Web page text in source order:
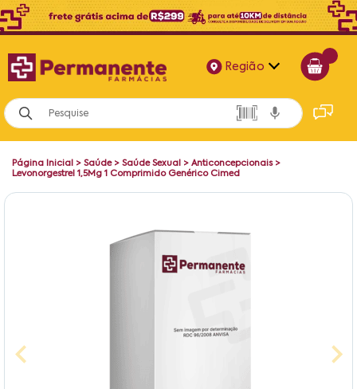
Região
Alagoas
Bahia
Página Inicial > Saúde> Saúde Sexual > Anticoncepcionais>
Levonorgestrel 1,5Mg 1 Comprimido Genérico Cimed